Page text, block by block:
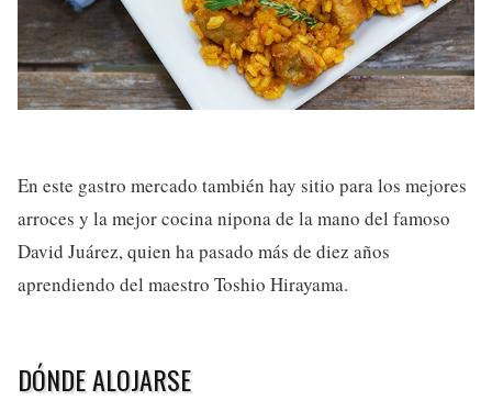
En este gastro mercado también hay sitio para los mejores
arroces y la mejor cocina nipona de la mano del famoso
David Juárez, quien ha pasado más de diez años
aprendiendo del maestro Toshio Hirayama.
DÓNDE ALOJARSE